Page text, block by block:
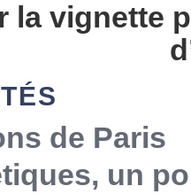
la vignette
de Paris
un